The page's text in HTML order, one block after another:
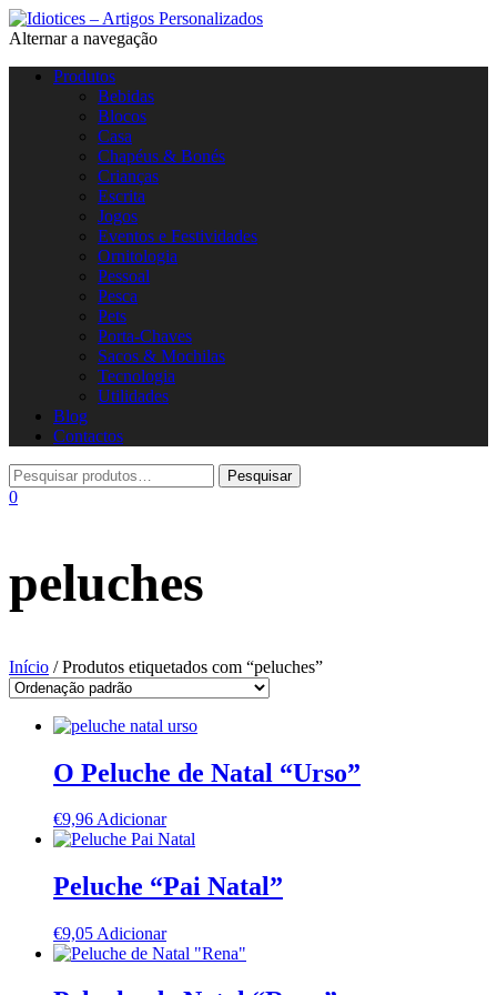
Alternar a navegação
Produtos
Bebidas
Blocos
Casa
Chapéus & Bonés
Crianças
Escrita
Jogos
Eventos e Festividades
Ornitologia
Pessoal
Pesca
Pets
Porta-Chaves
Sacos & Mochilas
Tecnologia
Utilidades
Blog
Contactos
0
peluches
Início / Produtos etiquetados com “peluches”
O Peluche de Natal “Urso”
€9,96Adicionar
Peluche “Pai Natal”
€9,05 Adicionar